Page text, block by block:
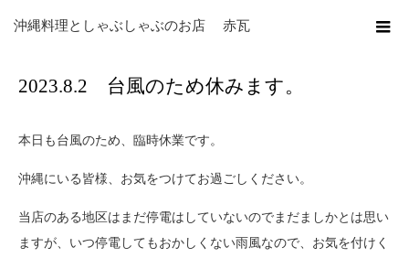
沖縄料理としゃぶしゃぶのお店 赤瓦
ブログ
お知らせ 2023.8.2 台風のため休みます。
2023.8.2 台風のため休みます。
本日も台風のため、臨時休業です。
沖縄にいる皆様、お気をつけてお過ごしください。
当店のある地区はまだ停電はしていないのでまだましかとは思い
ますが、いつ停電してもおかしくない雨風なので、お気を付けく